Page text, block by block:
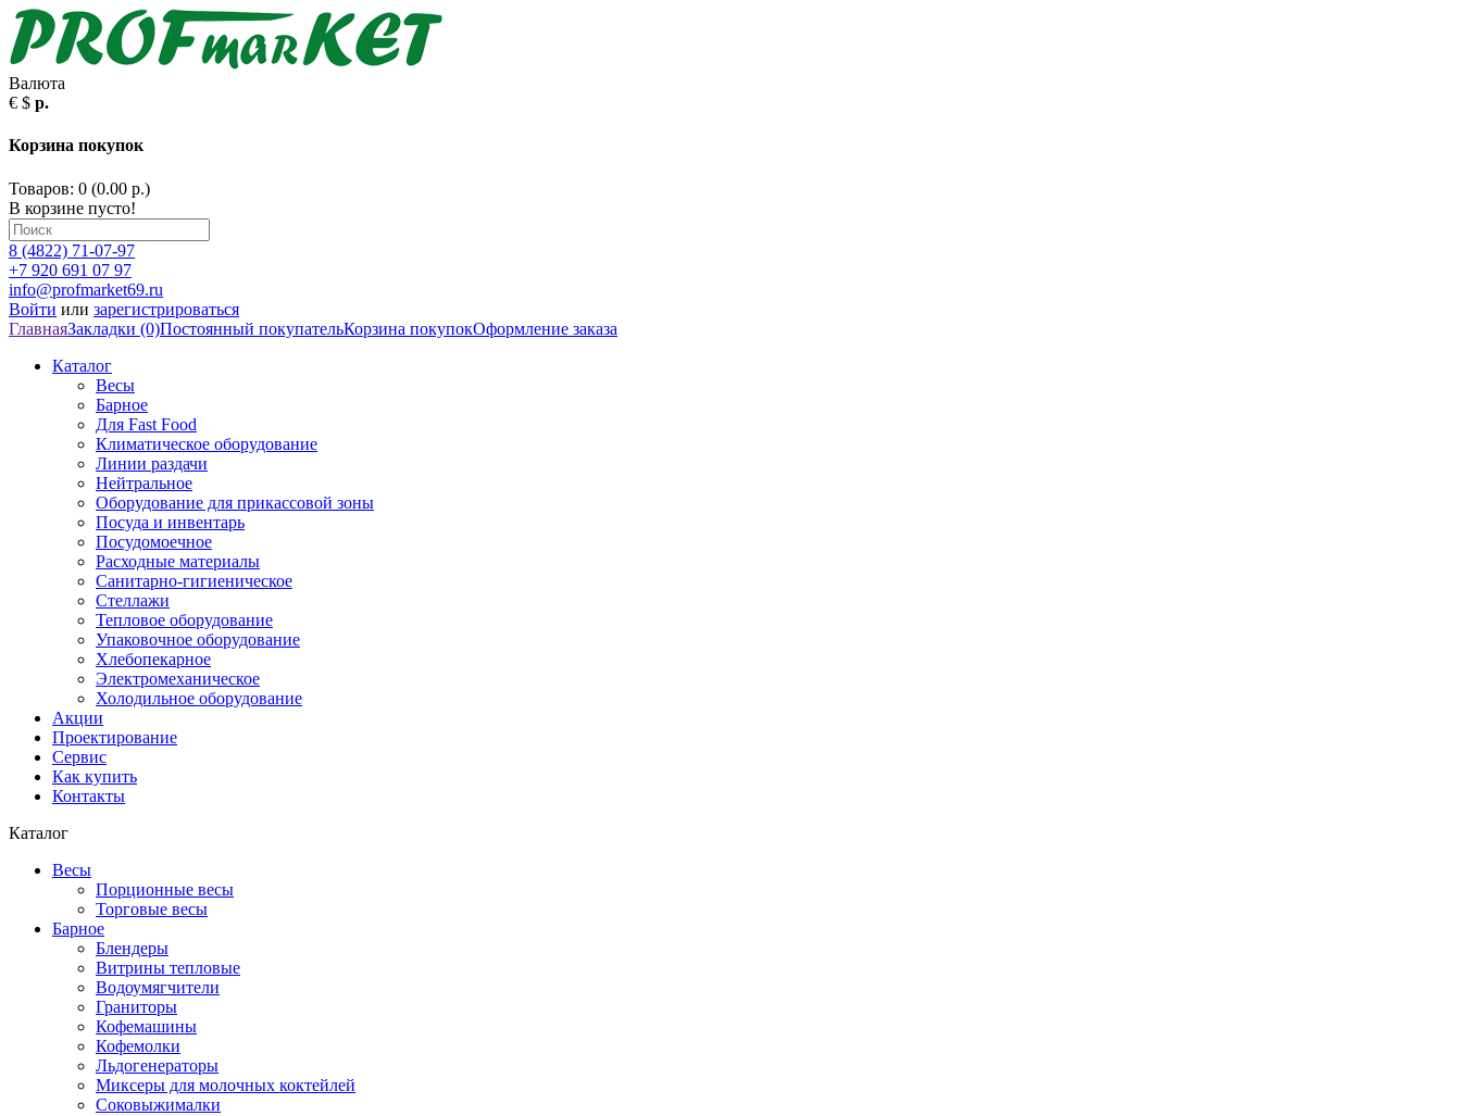
Валюта
€ $ р.
Корзина покупок
Товаров: 0 (0.00 р.)
В корзине пусто!
8 (4822) 71-07-97
+7 920 691 07 97
info@profmarket69.ru
Войти или зарегистрироваться
ГлавнаяЗакладки (0)Постоянный покупательКорзина покупокОформление заказа
Каталог
Весы
Барное
Для Fast Food
Климатическое оборудование
Линии раздачи
Нейтральное
Оборудование для прикассовой зоны
Посуда и инвентарь
Посудомоечное
Расходные материалы
Санитарно-гигиеническое
Стеллажи
Тепловое оборудование
Упаковочное оборудование
Хлебопекарное
Электромеханическое
Холодильное оборудование
Акции
Проектирование
Сервис
Как купить
Контакты
Каталог
Весы
Порционные весы
Торговые весы
Барное
Блендеры
Витрины тепловые
Водоумягчители
Граниторы
Кофемашины
Кофемолки
Льдогенераторы
Миксеры для молочных коктейлей
Соковыжималки